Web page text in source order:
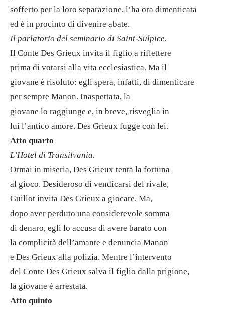
sofferto per la loro separazione, l’ha ora dimenticata
ed è in procinto di divenire abate.
Il parlatorio del seminario di Saint-Sulpice.
Il Conte Des Grieux invita il figlio a riflettere
prima di votarsi alla vita ecclesiastica. Ma il
giovane è risoluto: egli spera, infatti, di dimenticare
per sempre Manon. Inaspettata, la
giovane lo raggiunge e, in breve, risveglia in
lui l’antico amore. Des Grieux fugge con lei.
Atto quarto
L’Hotel di Transilvania.
Ormai in miseria, Des Grieux tenta la fortuna
al gioco. Desideroso di vendicarsi del rivale,
Guillot invita Des Grieux a giocare. Ma,
dopo aver perduto una considerevole somma
di denaro, egli lo accusa di avere barato con
la complicità dell’amante e denuncia Manon
e Des Grieux alla polizia. Mentre l’intervento
del Conte Des Grieux salva il figlio dalla prigione,
la giovane è arrestata.
Atto quinto